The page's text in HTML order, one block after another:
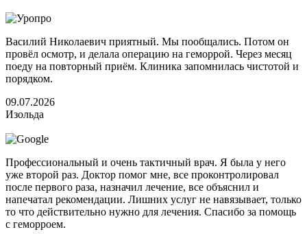
Василий Николаевич приятный. Мы пообщались. Потом он
провёл осмотр, и делала операцию на геморрой. Через месяц
поеду на повторный приём. Клиника запомнилась чистотой и
порядком.
09.07.2026
Изольда
Профессиональный и очень тактичный врач. Я была у него
уже второй раз. Доктор помог мне, все проконтролировал
после первого раза, назначил лечение, все объяснил и
напечатал рекомендации. Лишних услуг не навязывает, только
то что действительно нужно для лечения. Спасибо за помощь
с геморроем.